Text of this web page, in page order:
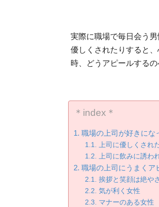
実際に職場で毎日会う
優しくされたりすると
時、どうアピールする
＊index＊
職場の上司が好きにな
上司に優しくされ
上司に飲みに誘わ
職場の上司にうまくア
挨拶と笑顔は絶や
気が利く女性
マナーのある女性